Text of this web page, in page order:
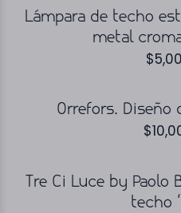
Lámpara de techo
metal
$
Orrefors. Diseño
$
Tre Ci Luce by
techo